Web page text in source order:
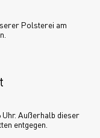
Polsterei am
Außerhalb dieser
entgegen.